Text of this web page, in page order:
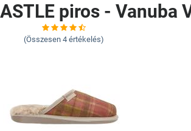
piros - Vanuba
(Összesen 4 értékelés)